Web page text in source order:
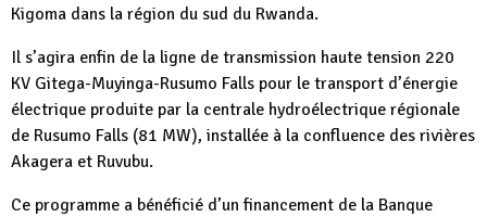
Kigoma dans la région du sud du Rwanda.
Il s’agira enfin de la ligne de transmission haute tension 220
KV Gitega-Muyinga-Rusumo Falls pour le transport d’énergie
électrique produite par la centrale hydroélectrique régionale
de Rusumo Falls (81 MW), installée à la confluence des rivières
Akagera et Ruvubu.
Ce programme a bénéficié d’un financement de la Banque